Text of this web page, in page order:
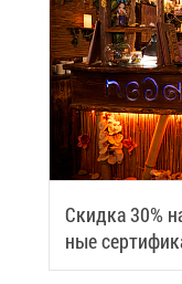
Скид­ка 30%
ные
Samui